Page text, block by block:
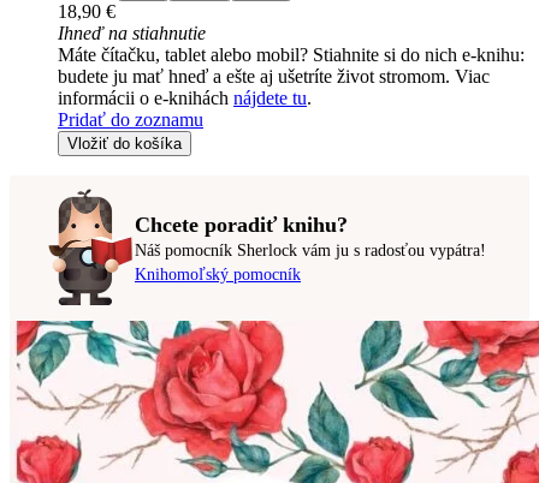
18,90 €
Ihneď na stiahnutie
Máte čítačku, tablet alebo mobil? Stiahnite si do nich e-knihu:
budete ju mať hneď a ešte aj ušetríte život stromom. Viac
informácii o e-knihách nájdete tu.
Pridať do zoznamu
Vložiť do košíka
Chcete poradiť knihu?
Náš pomocník Sherlock vám ju s radosťou vypátra!
Knihomoľský pomocník